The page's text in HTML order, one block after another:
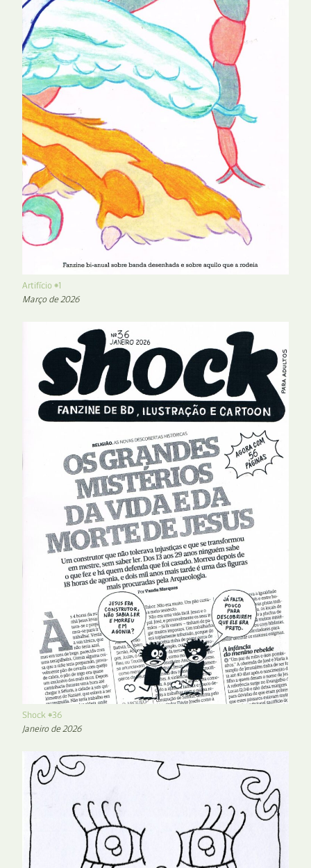
Artifício #1
Março de 2026
Shock #36
Janeiro de 2026